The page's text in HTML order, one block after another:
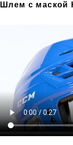
Шлем с маской